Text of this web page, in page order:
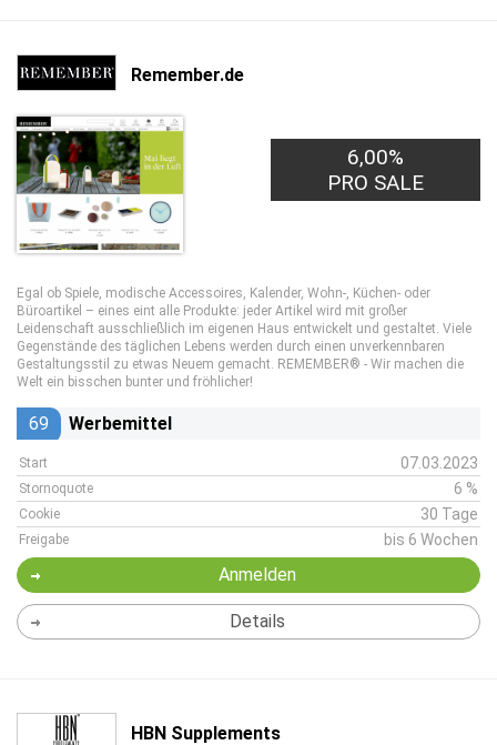
Remember.de
6,00%
PRO SALE
Egal ob Spiele, modische Accessoires, Kalender, Wohn-, Küchen- oder
Büroartikel – eines eint alle Produkte: jeder Artikel wird mit großer
Leidenschaft ausschließlich im eigenen Haus entwickelt und gestaltet. Viele
Gegenstände des täglichen Lebens werden durch einen unverkennbaren
Gestaltungsstil zu etwas Neuem gemacht. REMEMBER® - Wir machen die
Welt ein bisschen bunter und fröhlicher!
69 Werbemittel
Start 07.03.2023
Stornoquote 6 %
Cookie 30 Tage
Freigabe bis 6 Wochen
Anmelden
Details
HBN Supplements